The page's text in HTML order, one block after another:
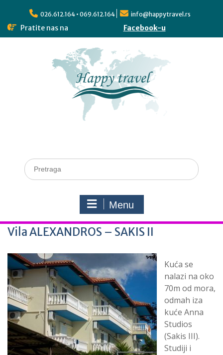
026.612.164 • 069.612.164 info@happytravel.rs
Pratite nas na Facebook-u
Menu
Vila ALEXANDROS – SAKIS II
Kuća se
nalazi na oko
70m od mora,
odmah iza
kuće Anna
Studios
(Sakis III).
Studiji i